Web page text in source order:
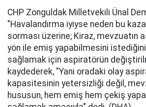
CHP Zonguldak Milletvekili Ünal
"Havalandırma iyiyse neden bu
sorması üzerine; Kiraz, mevzuatın
yön ile emiş yapabilmesini
sağlamak için aspiratörün
kaydederek, "Yani oradaki olay
kapasitesinin yetersizliği değil,
hususun, hem emiş hem çekiş